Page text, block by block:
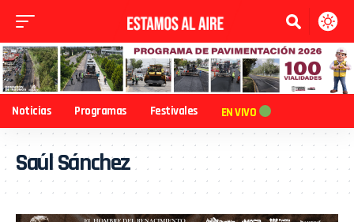
Noticias Programas Festivales EN VIVO
Saúl Sánchez